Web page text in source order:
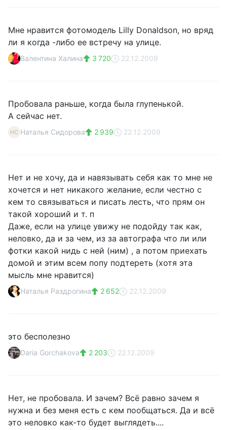
Мне нравится фотомодель Lilly Donaldson, но вряд
ли я когда -либо ее встречу на улице.
Валентина Халина 3 720 22.12.2009
Пробовала раньше, когда была глупенькой.
А сейчас нет.
НС Наталья Сидорова 2 939 22.12.2009
Нет и не хочу, да и навязывать себя как то мне не
хочется и нет никакого желание, если честно с
кем то связываться и писать лесть, что прям он
такой хороший и т. п
Даже, если на улице увижу не подойду так как,
неловко, да и за чем, из за автографа что ли или
фотки какой нидь с ней (ним) , а потом приехать
домой и этим всем попу подтереть (хотя эта
мысль мне нравится)
Наталья Раздрогина 2 652 22.12.2009
это бесполезно
Daria Gorchakova 2 203 22.12.2009
Нет, не пробовала. И зачем? Всё равно зачем я
нужна и без меня есть с кем пообщаться. Да и всё
это неловко как-то будет выглядеть....